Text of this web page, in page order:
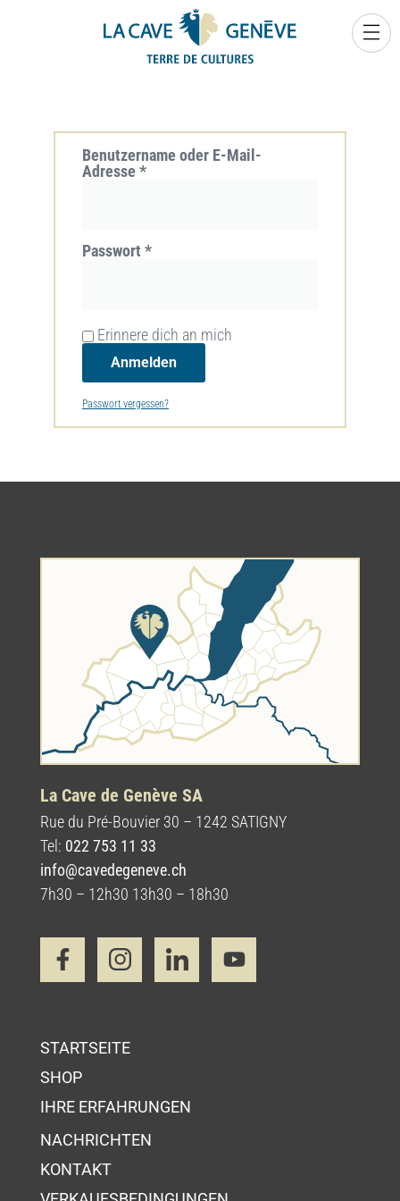
Benutzername oder E-Mail-
Adresse *
Passwort *
Erinnere dich an mich
Anmelden
Passwort vergessen?
La Cave de Genève SA
Rue du Pré-Bouvier 30 – 1242 SATIGNY
Tel: 022 753 11 33
info@cavedegeneve.ch
7h30 – 12h30 13h30 – 18h30
STARTSEITE
SHOP
IHRE ERFAHRUNGEN
NACHRICHTEN
KONTAKT